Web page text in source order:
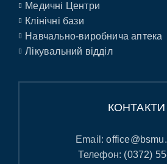
Медичні Центри
Клінічні бази
Навчально-виробнича аптека
Лікувальний відділ
КОНТАКТИ
Email:
Телефон: (0372)